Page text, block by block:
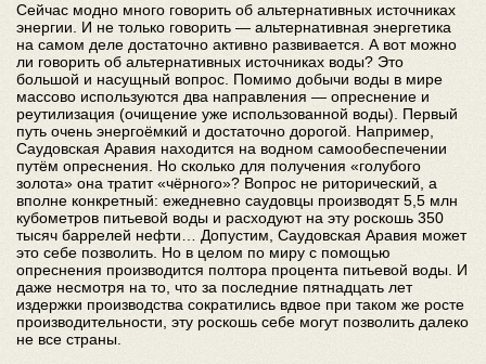
Сейчас модно много говорить об альтернативных источниках
энергии. И не только говорить — альтернативная энергетика
на самом деле достаточно активно развивается. А вот можно
ли говорить об альтернативных источниках воды? Это
большой и насущный вопрос. Помимо добычи воды в мире
массово используются два направления — опреснение и
реутилизация (очищение уже использованной воды). Первый
путь очень энергоёмкий и достаточно дорогой. Например,
Саудовская Аравия находится на водном самообеспечении
путём опреснения. Но сколько для получения «голубого
золота» она тратит «чёрного»? Вопрос не риторический, а
вполне конкретный: ежедневно саудовцы производят 5,5 млн
кубометров питьевой воды и расходуют на эту роскошь 350
тысяч баррелей нефти… Допустим, Саудовская Аравия может
это себе позволить. Но в целом по миру с помощью
опреснения производится полтора процента питьевой воды. И
даже несмотря на то, что за последние пятнадцать лет
издержки производства сократились вдвое при таком же росте
производительности, эту роскошь себе могут позволить далеко
не все страны.